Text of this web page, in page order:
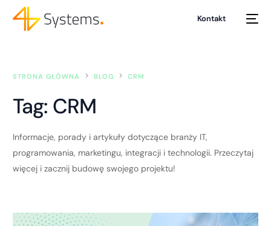
Kontakt
STRONA GŁÓWNA BLOG CRM
Tag: CRM
Informacje, porady i artykuły dotyczące branży IT,
programowania, marketingu, integracji i technologii. Przeczytaj
więcej i zacznij budowę swojego projektu!